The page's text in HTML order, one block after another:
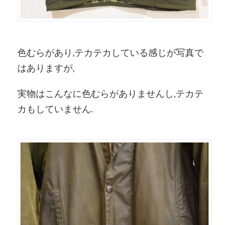
色むらがあり,テカテカしている感じが写真で
はありますが,
実物はこんなに色むらがありませんし,テカテ
カもしていません.